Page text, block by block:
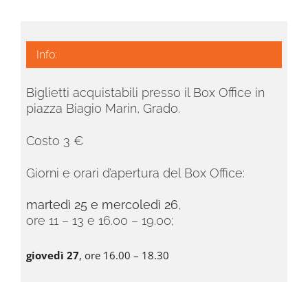
Info:
Biglietti acquistabili presso il Box Office in
piazza Biagio Marin, Grado.
Costo 3 €
Giorni e orari d’apertura del Box Office:
martedì 25 e mercoledì 26,
ore 11 – 13 e 16.00 – 19.00;
giovedì 27, ore 16.00 – 18.30